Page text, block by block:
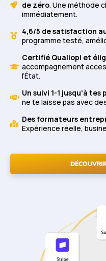
de zéro. Une méthode
immédiatement.
4,6/5 de satisfaction
programme testé,
Certifié Qualiopi et
accompagnement
l’État.
Un suivi 1-1 jusqu’à
ne te laisse pas avec
Des formateurs
Expérience réelle,